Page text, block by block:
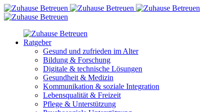
Ratgeber
Gesund und zufrieden im Alter
Bildung & Forschung
Digitale & technische Lösungen
Gesundheit & Medizin
Kommunikation & soziale Integration
Lebensqualität & Freizeit
Pflege & Unterstützung